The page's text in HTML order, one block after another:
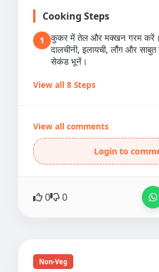
Cooking Steps
1
कुकर में तेल और मक्खन गरम करें।
दालचीनी, इलायची, लौंग और
सेकंड भूनें।
View all 8 Steps
View all comments
Login to
0 0
Non-Veg